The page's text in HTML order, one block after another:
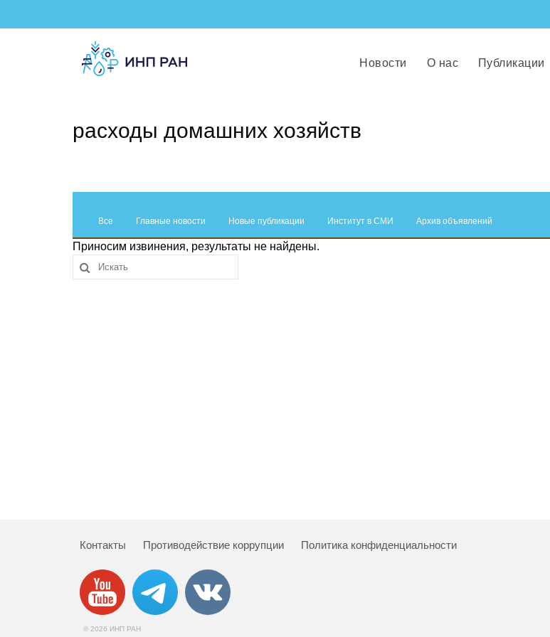
Новости О нас Публикации
расходы домашних хозяйств
Все Главные новости Новые публикации Институт в СМИ Архив объявлений
Приносим извинения, результаты не найдены.
Контакты Противодействие коррупции Политика конфиденциальности
© 2026 ИНП РАН